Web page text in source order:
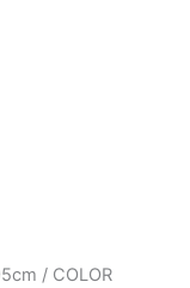
/ COLOR